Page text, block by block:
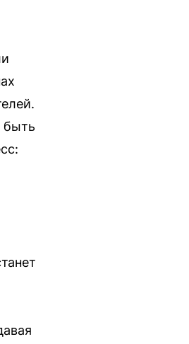
быть